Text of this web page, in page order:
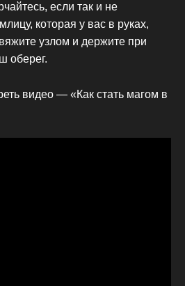
если так и не
которая у вас в руках,
узлом и держите при
оберег.
видео — «Как стать магом в